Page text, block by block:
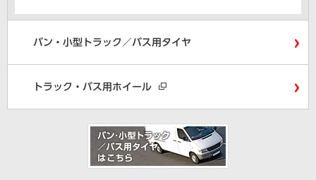
バン・小型トラック／バス用タイヤ
トラック・バス用ホイール